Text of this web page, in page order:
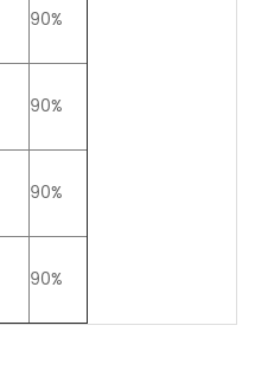
90%
90%
90%
90%